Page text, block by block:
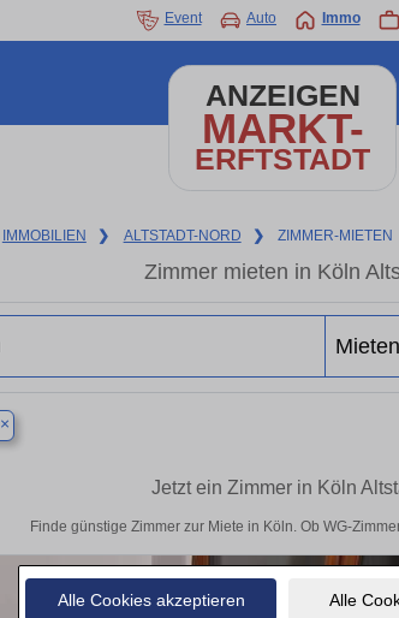
Alle Cookies akzeptieren Alle
Event Auto Immo
ANZEIGEN
MARKT-
ERFTSTADT
IMMOBILIEN ❯ ALTSTADT-NORD ❯ ZIMMER-MIETEN
Zimmer mieten in Köln
×
Jetzt ein Zimmer in Köln
Finde günstige Zimmer zur Miete in Köln. Ob WG-